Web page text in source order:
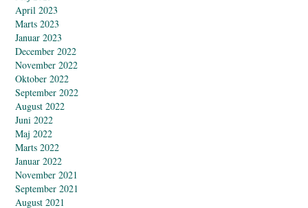
April 2023
Marts 2023
Januar 2023
December 2022
November 2022
Oktober 2022
September 2022
August 2022
Juni 2022
Maj 2022
Marts 2022
Januar 2022
November 2021
September 2021
August 2021